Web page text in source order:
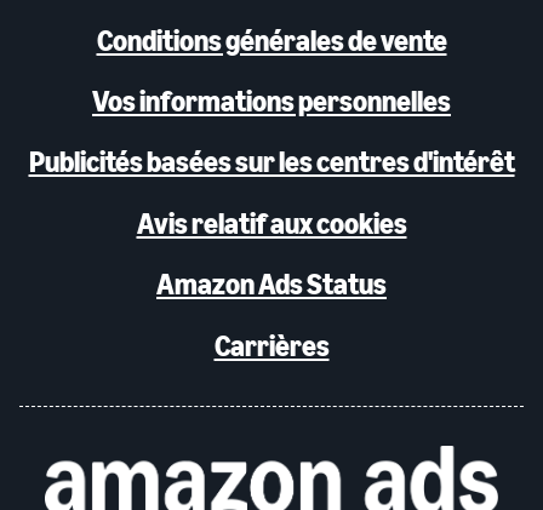
Conditions générales de vente
Vos informations personnelles
Publicités basées sur les centres d'intérêt
Avis relatif aux cookies
Amazon Ads Status
Carrières